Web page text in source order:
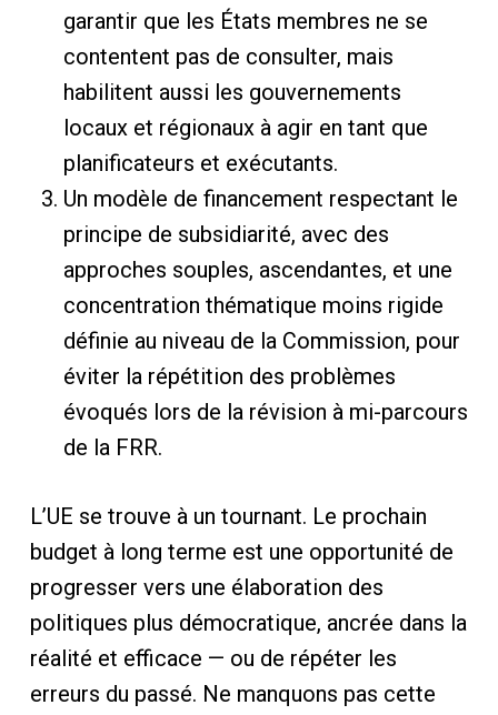
garantir que les États membres ne se
contentent pas de consulter, mais
habilitent aussi les gouvernements
locaux et régionaux à agir en tant que
planificateurs et exécutants.
Un modèle de financement respectant le
principe de subsidiarité, avec des
approches souples, ascendantes, et une
concentration thématique moins rigide
définie au niveau de la Commission, pour
éviter la répétition des problèmes
évoqués lors de la révision à mi-parcours
de la FRR.
L’UE se trouve à un tournant. Le prochain
budget à long terme est une opportunité de
progresser vers une élaboration des
politiques plus démocratique, ancrée dans la
réalité et efficace — ou de répéter les
erreurs du passé. Ne manquons pas cette